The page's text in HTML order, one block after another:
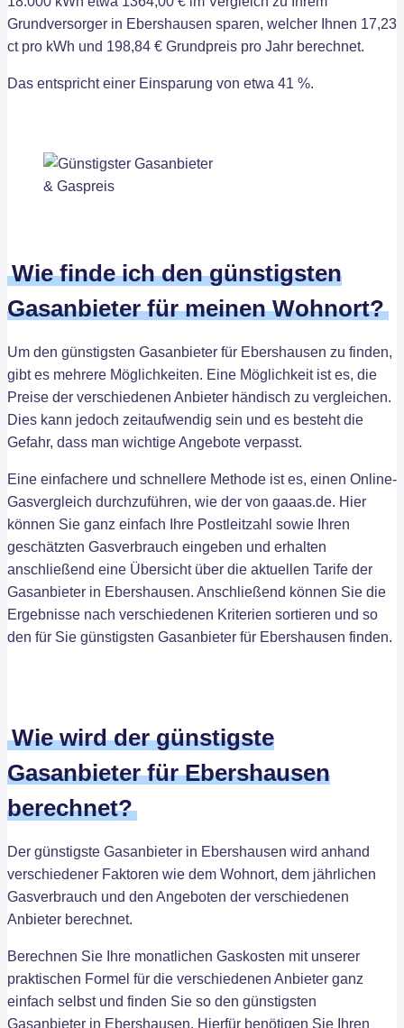
Grundversorger in Ebershausen sparen, welcher Ihnen 17,23
ct pro kWh und 198,84 € Grundpreis pro Jahr berechnet.
Das entspricht einer Einsparung von etwa 41 %.
Wie finde ich den günstigsten
Gasanbieter für meinen Wohnort?
Um den günstigsten Gasanbieter für Ebershausen zu finden,
gibt es mehrere Möglichkeiten. Eine Möglichkeit ist es, die
Preise der verschiedenen Anbieter händisch zu vergleichen.
Dies kann jedoch zeitaufwendig sein und es besteht die
Gefahr, dass man wichtige Angebote verpasst.
Eine einfachere und schnellere Methode ist es, einen Online-
Gasvergleich durchzuführen, wie der von gaaas.de. Hier
können Sie ganz einfach Ihre Postleitzahl sowie Ihren
geschätzten Gasverbrauch eingeben und erhalten
anschließend eine Übersicht über die aktuellen Tarife der
Gasanbieter in Ebershausen. Anschließend können Sie die
Ergebnisse nach verschiedenen Kriterien sortieren und so
den für Sie günstigsten Gasanbieter für Ebershausen finden.
Wie wird der günstigste
Gasanbieter für Ebershausen
berechnet?
Der günstigste Gasanbieter in Ebershausen wird anhand
verschiedener Faktoren wie dem Wohnort, dem jährlichen
Gasverbrauch und den Angeboten der verschiedenen
Anbieter berechnet.
Berechnen Sie Ihre monatlichen Gaskosten mit unserer
praktischen Formel für die verschiedenen Anbieter ganz
einfach selbst und finden Sie so den günstigsten
Gasanbieter in Ebershausen. Hierfür benötigen Sie Ihren